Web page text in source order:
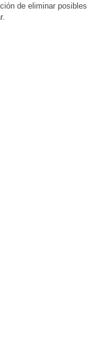
de eliminar posibles